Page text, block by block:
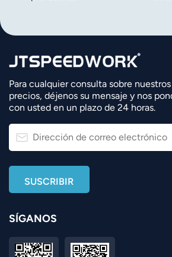
Para cualquier consulta sobre
precios, déjenos su mensaje y nos
con usted en un plazo de 24 horas.
SÍGANOS